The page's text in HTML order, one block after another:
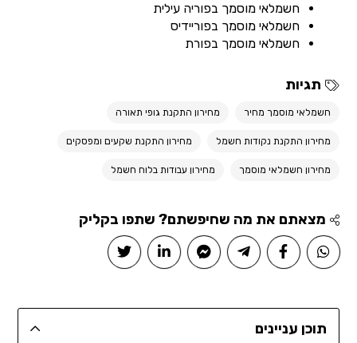
חשמלאי מוסמך בפוריה עילית
חשמלאי מוסמך בפוריידיס
חשמלאי מוסמך בפורת
תגיות
חשמלאי מוסמך מחיר מחירון התקנת גופי תאורה
מחירון התקנת נקודות חשמל מחירון התקנת שקעים ומפסקים
מחירון חשמלאי מוסמך מחירון עבודות בלוח חשמל
מצאתם את מה שחיפשתם? שתפו בקליק
תוכן עניינים